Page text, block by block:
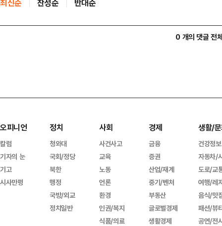
최신순 찬성순 반대순
0 개의 댓글 전
오피니언
칼럼
기자의 눈
기고
시사만평
정치
청와대
국회/정당
북한
행정
국방/외교
정치일반
사회
사건사고
교육
노동
언론
환경
인권/복지
식품/의료
경제
금융
증권
산업/재계
중기/벤처
부동산
글로벌경제
생활경제
생활/
건강정보
자동차/
도로/교
여행/레
음식/맛
패션/뷰
공연/전